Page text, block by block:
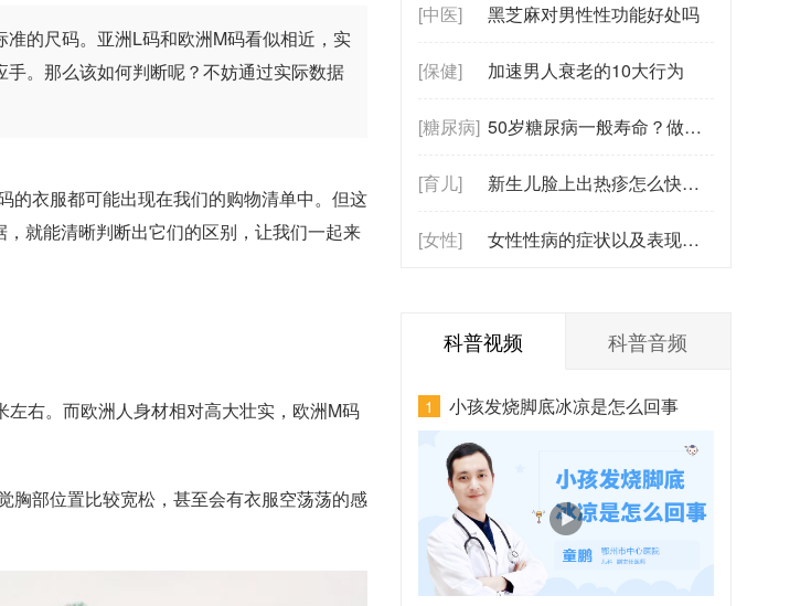
的尺码。亚洲L码和欧洲M码看似相近，实
。那么该如何判断呢？不妨通过实际数据
衣服都可能出现在我们的购物清单中。但这
就能清晰判断出它们的区别，让我们一起来
右。而欧洲人身材相对高大壮实，欧洲M码
部位置比较宽松，甚至会有衣服空荡荡的感
[中医] 黑芝麻对男性性功能好处吗
[保健] 加速男人衰老的10大行为
[糖尿病] 50岁糖尿病一般寿命？做好这3点不影响，第2点最关键！
[育儿] 新生儿脸上出热疹怎么快速消？红彤彤一片吓人！3步护理+降温法！
[女性] 女性性病的症状以及表现有哪些？赶紧对照自查
科普视频 科普音频
1 小孩发烧脚底冰凉是怎么回事